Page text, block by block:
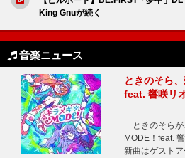
King Gnuが続く
音楽ニュース
ときのそら
feat. 響咲リ
ときのそらが
MODE！feat.
新曲はゲスト